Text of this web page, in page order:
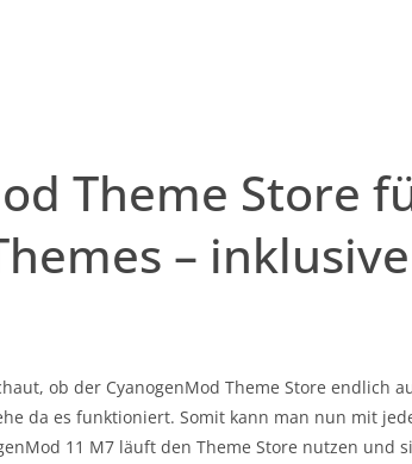
Theme Store
– inklusive
ob der CyanogenMod Theme Store endlich
da es funktioniert. Somit kann man nun mit
11 M7 läuft den Theme Store nutzen und